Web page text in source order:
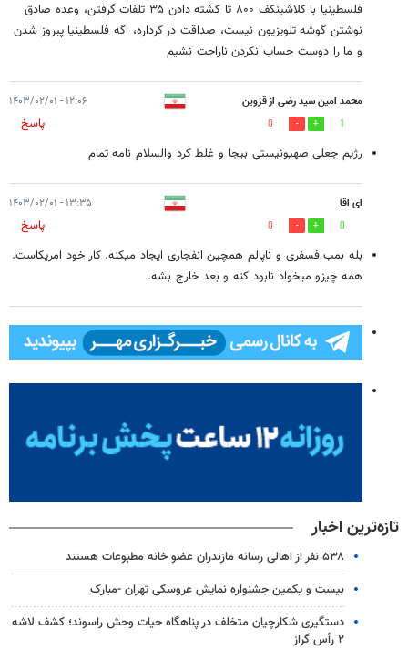
فلسطینیا با کلاشینکف ۸۰۰ تا کشته دادن ۳۵ تلفات گرفتن، وعده صادق
نوشتن گوشه تلویزیون نیست، صداقت در کرداره، اگه فلسطینیا پیروز شدن
و ما را دوست حساب نکردن ناراحت نشیم
محمد امین سید رضی از قزوین ۱۲:۰۶ - ۱۴۰۳/۰۲/۰۱
1
0
پاسخ
رژیم جعلی صهیونیستی بیجا و غلط کرد والسلام نامه تمام
ای اقا ۱۳:۳۵ - ۱۴۰۳/۰۲/۰۱
0
0
پاسخ
بله بمب فسفری و ناپالم همچین انفجاری ایجاد میکنه. کار خود امریکاست.
همه چیزو میخواد نابود کنه و بعد خارج بشه.
تازه‌ترین اخبار
۵۳۸ نفر از اهالی رسانه مازندران عضو خانه مطبوعات هستند
بیست و یکمین جشنواره نمایش عروسکی تهران -مبارک
دستگیری شکارچیان متخلف در پناهگاه حیات وحش راسوند؛ کشف لاشه
۲ رأس گراز